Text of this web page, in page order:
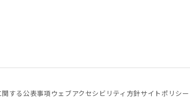
する公表事項 ウェブアクセシビリティ方針サイトポリシー